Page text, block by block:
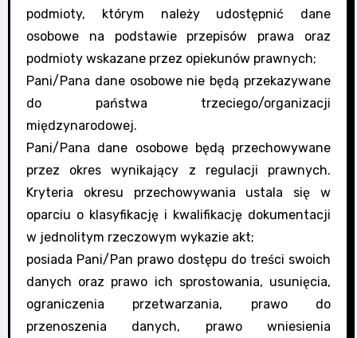
podmioty, którym należy udostępnić dane
osobowe na podstawie przepisów prawa oraz
podmioty wskazane przez opiekunów prawnych;
Pani/Pana dane osobowe nie będą przekazywane
do państwa trzeciego/organizacji
międzynarodowej.
Pani/Pana dane osobowe będą przechowywane
przez okres wynikający z regulacji prawnych.
Kryteria okresu przechowywania ustala się w
oparciu o klasyfikację i kwalifikację dokumentacji
w jednolitym rzeczowym wykazie akt;
posiada Pani/Pan prawo dostępu do treści swoich
danych oraz prawo ich sprostowania, usunięcia,
ograniczenia przetwarzania, prawo do
przenoszenia danych, prawo wniesienia